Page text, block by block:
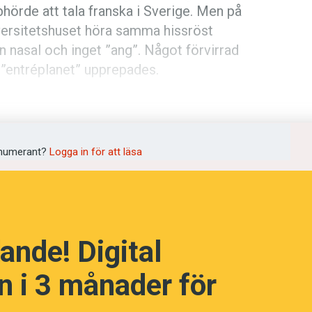
digitalt
att tala franska i Sverige. Men på
höra samma hissröst
nasal och inget ”ang”. Något förvirrad
upprepades.
är ingen bjudande
än att det är en dold anglicism?
Logga in för att läsa
Digital
i 3 månader för